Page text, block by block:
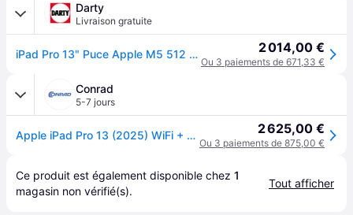
Darty
Livraison gratuite
iPad Pro 13" Puce Apple M5 512 Go Noir Sidéral 5G 8ème génération 2025 2 014,00 €
Ou 3 paiements de 671,33 €
Conrad
5-7 jours
Apple iPad Pro 13 (2025) WiFi + Cellular 512 GB noir sidéral 33 cm (13 pouces) Apple M5 120 Hz, Ultra Retina XDR, True Tone, Tandem OLED, Technologie Pro 2 625,00 €
Ou 3 paiements de 875,00 €
Ce produit est également disponible chez 1
magasin non vérifié(s).
Tout afficher